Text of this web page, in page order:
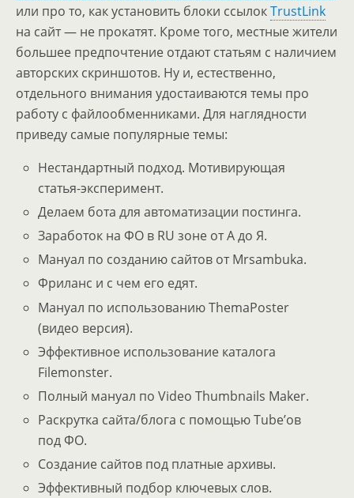
или про то, как установить блоки ссылокTrustLink
на сайт — не прокатят. Кроме того, местные жители
большее предпочтение отдают статьям с наличием
авторских скриншотов. Ну и, естественно,
отдельного внимания удостаиваются темы про
работу с файлообменниками. Для наглядности
приведу самые популярные темы:
Нестандартный подход. Мотивирующая
статья-эксперимент.
Делаем бота для автоматизации постинга.
Заработок на ФО в RU зоне от А до Я.
Мануал по созданию сайтов от Mrsambuka.
Фриланс и с чем его едят.
Мануал по использованию ThemaPoster
(видео версия).
Эффективное использование каталога
Filemonster.
Полный мануал по Video Thumbnails Maker.
Раскрутка сайта/блога с помощью Tube’ов
под ФО.
Создание сайтов под платные архивы.
Эффективный подбор ключевых слов.